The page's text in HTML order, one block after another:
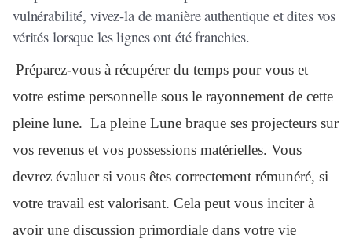
vulnérabilité, vivez-la de manière authentique et dites vos
vérités lorsque les lignes ont été franchies.
Préparez-vous à récupérer du temps pour vous et
votre estime personnelle sous le rayonnement de cette
pleine lune. La pleine Lune braque ses projecteurs sur
vos revenus et vos possessions matérielles. Vous
devrez évaluer si vous êtes correctement rémunéré, si
votre travail est valorisant. Cela peut vous inciter à
avoir une discussion primordiale dans votre vie